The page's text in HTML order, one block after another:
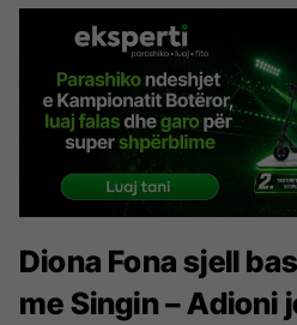
Diona Fona sjell
me Singin – Adioni